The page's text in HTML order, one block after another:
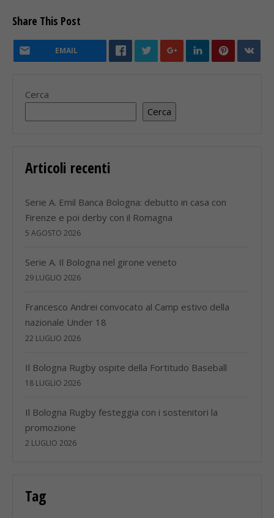
Share This Post
EMAIL
Cerca
Cerca
Articoli recenti
Serie A. Emil Banca Bologna: debutto in casa con
Firenze e poi derby con il Romagna
5 AGOSTO 2026
Serie A. Il Bologna nel girone veneto
29 LUGLIO 2026
Francesco Andrei convocato al Camp estivo della
nazionale Under 18
22 LUGLIO 2026
Il Bologna Rugby ospite della Fortitudo Baseball
18 LUGLIO 2026
Il Bologna Rugby festeggia con i sostenitori la
promozione
2 LUGLIO 2026
Tag